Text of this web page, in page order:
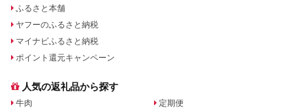
ふるさと本舗
ヤフーのふるさと納税
マイナビふるさと納税
ポイント還元キャンペーン
人気の返礼品から探す
牛肉
定期便